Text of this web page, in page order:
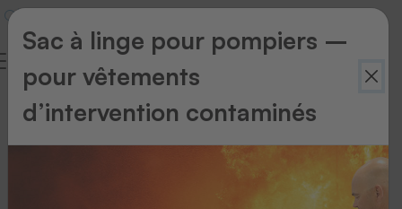
Scanners
filaire
Sac à linge pour pompiers –
pour vêtements
d’intervention contaminés